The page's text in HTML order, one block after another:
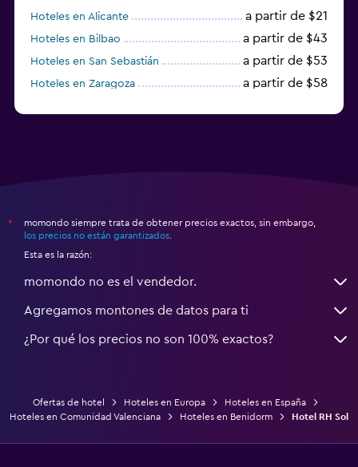
Hoteles en Alicante a partir de $21
Hoteles en Bilbao a partir de $43
Hoteles en San Sebastián a partir de $53
Hoteles en Zaragoza a partir de $58
*
momondo siempre trata de obtener precios exactos, sin embargo,
los precios no están garantizados
Esta es la razón:
momondo no es el vendedor.
Agregamos montones de datos para ti
¿Por qué los precios no son 100% exactos?
Ofertas de hotel Hoteles en Europa
Hoteles en España
Hoteles en Comunidad Valenciana
Hoteles en Benidorm Hotel RH Sol